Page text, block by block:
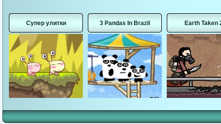
Супер улитки 3 Pandas In Brazil Earth Taken